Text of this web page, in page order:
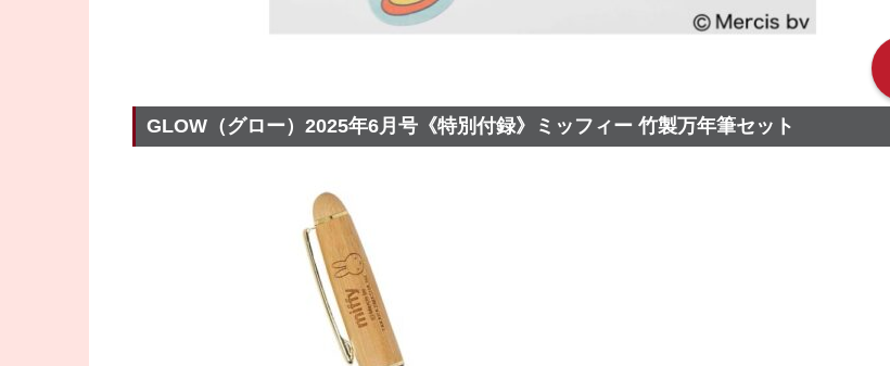
GLOW（グロー）2025年6月号《特別付録》ミッフィー 竹製万年筆セット